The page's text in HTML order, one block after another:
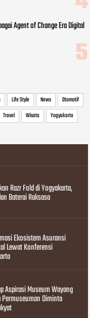
Agent of Change Era Digital
Life Style News
Otomotif
Travel Wisata Yogyakarta
Razr Fold di Yogyakarta,
Baterai Raksasa
Ekosistem Asuransi
Lewat Konferensi
Aspirasi Museum Wayang
Permuseuman Diminta